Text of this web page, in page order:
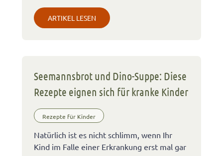
ARTIKEL LESEN
Seemannsbrot und Dino-Suppe: Diese
Rezepte eignen sich für kranke Kinder
Rezepte für Kinder
Natürlich ist es nicht schlimm, wenn Ihr
Kind im Falle einer Erkrankung erst mal gar